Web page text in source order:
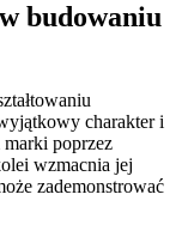
budowaniu
charakter i
poprzez
wzmacnia jej
zademonstrować